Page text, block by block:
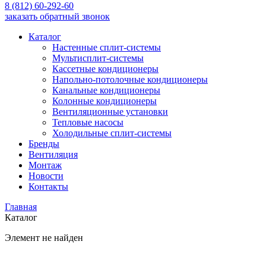
8 (812) 60-292-60
заказать обратный звонок
Каталог
Настенные сплит-системы
Мультисплит-системы
Кассетные кондиционеры
Напольно-потолочные кондиционеры
Канальные кондиционеры
Колонные кондиционеры
Вентиляционные установки
Тепловые насосы
Холодильные сплит-системы
Бренды
Вентиляция
Монтаж
Новости
Контакты
Главная
Каталог
Элемент не найден